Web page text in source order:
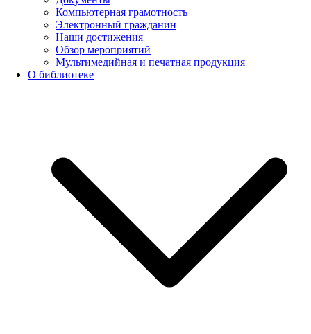
Компьютерная грамотность
Электронный гражданин
Наши достижения
Обзор мероприятий
Мультимедийная и печатная продукция
О библиотеке